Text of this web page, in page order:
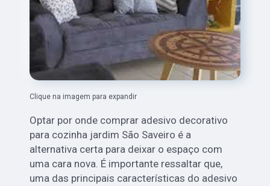
Clique na imagem para expandir
Optar por onde comprar adesivo decorativo
para cozinha jardim São Saveiro é a
alternativa certa para deixar o espaço com
uma cara nova. É importante ressaltar que,
uma das principais características do adesivo